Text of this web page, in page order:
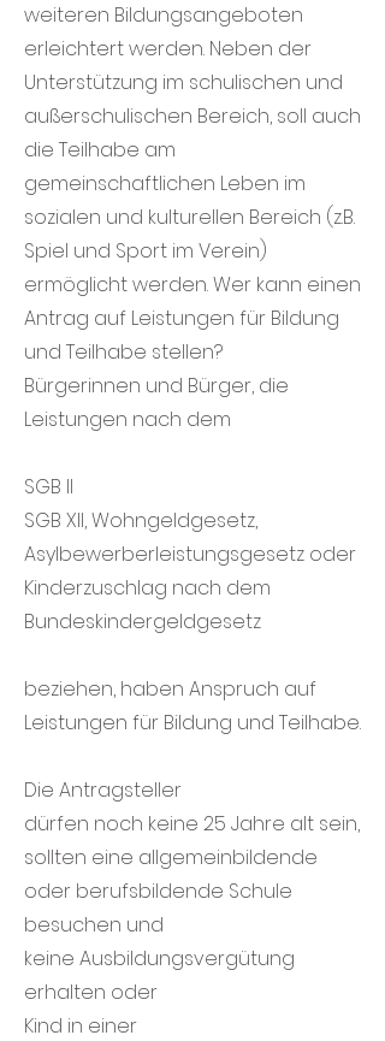
weiteren Bildungsangeboten
erleichtert werden. Neben der
Unterstützung im schulischen und
außerschulischen Bereich, soll auch
die Teilhabe am
gemeinschaftlichen Leben im
sozialen und kulturellen Bereich (z.B.
Spiel und Sport im Verein)
ermöglicht werden. Wer kann einen
Antrag auf Leistungen für Bildung
und Teilhabe stellen?
Bürgerinnen und Bürger, die
Leistungen nach dem
SGB II
SGB XII, Wohngeldgesetz,
Asylbewerberleistungsgesetz oder
Kinderzuschlag nach dem
Bundeskindergeldgesetz
beziehen, haben Anspruch auf
Leistungen für Bildung und Teilhabe.
Die Antragsteller
dürfen noch keine 25 Jahre alt sein,
sollten eine allgemeinbildende
oder berufsbildende Schule
besuchen und
keine Ausbildungsvergütung
erhalten oder
Kind in einer